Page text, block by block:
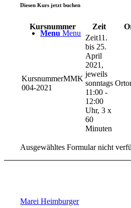
Menu Menu
Diesen Kurs jetzt buchen
Kursnummer Zeit
MMK
004-2021
11.
bis 25.
April
2021,
jeweils
sonntags
11:00 -
12:00
Uhr, 3 x
60
Minuten
Ausgewähltes Formular nicht
Marei Heimburger